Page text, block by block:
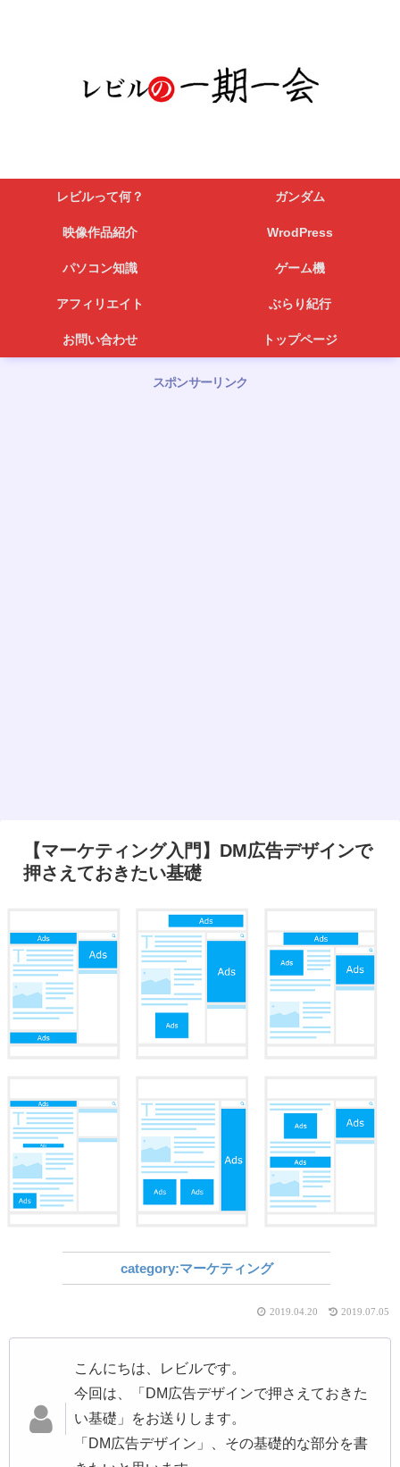
レビルって何？ ガンダム
映像作品紹介 WrodPress
パソコン知識 ゲーム機
アフィリエイト ぶらり紀行
お問い合わせ トップページ
スポンサーリンク
【マーケティング入門】DM広告デザインで
押さえておきたい基礎
マーケティング
2019.07.05
2019.04.20
こんにちは、レビルです。
今回は、「DM広告デザインで押さえておきた
い基礎」をお送りします。
「DM広告デザイン」、その基礎的な部分を書